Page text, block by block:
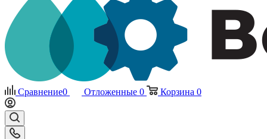
Сравнение0 Отложенные 0 Корзина 0